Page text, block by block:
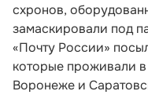
схронов,
замаскировали под
«Почту России»
которые проживали
Воронеже и